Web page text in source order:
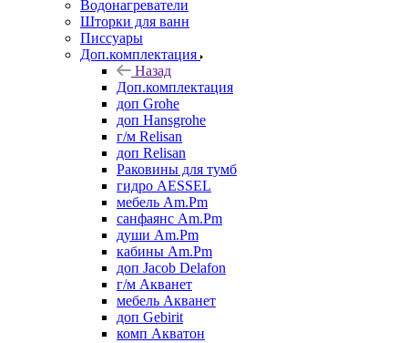
Водонагреватели
Шторки для ванн
Писсуары
Доп.комплектация
Назад
Доп.комплектация
доп Grohe
доп Hansgrohe
г/м Relisan
доп Relisan
Раковины для тумб
гидро AESSEL
мебель Am.Pm
санфаянс Am.Pm
души Am.Pm
кабины Am.Pm
доп Jacob Delafon
г/м Акванет
мебель Акванет
доп Gebirit
комп Акватон